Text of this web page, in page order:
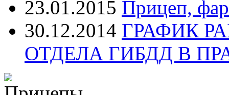
23.01.2015 Прицеп,
30.12.2014 ГРАФИК
ОТДЕЛА ГИБДД В